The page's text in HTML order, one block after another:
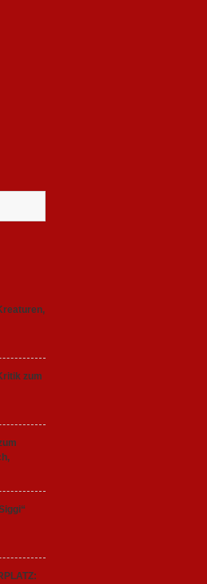
zum